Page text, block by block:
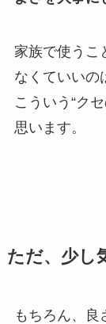
家族で使うこ
なくていいの
こういう“ク
思います。
ただ、少し
もちろん、良